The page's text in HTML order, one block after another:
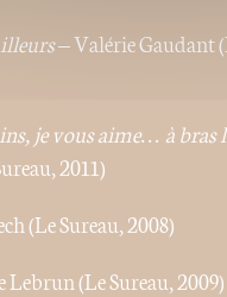
– Valérie Gaudant
je vous aime… à bras
2011)
(Le Sureau, 2008)
(Le Sureau, 2009)